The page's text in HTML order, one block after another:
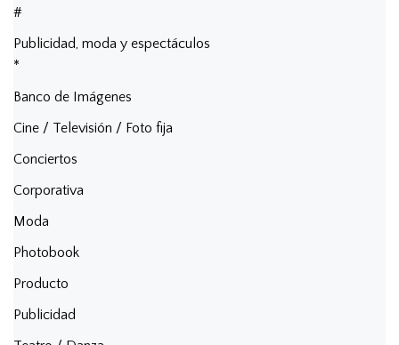
#
Publicidad, moda y espectáculos
*
Banco de Imágenes
Cine / Televisión / Foto fija
Conciertos
Corporativa
Moda
Photobook
Producto
Publicidad